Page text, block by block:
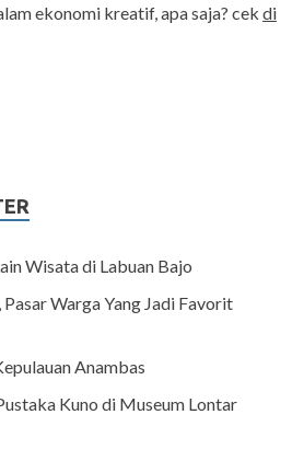
ekonomi kreatif, apa saja? cek di
Wisata di Labuan Bajo
Warga Yang Jadi Favorit
Anambas
Kuno di Museum Lontar